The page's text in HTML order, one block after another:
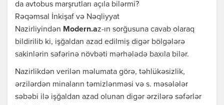
da avtobus marşrutları açıla bilərmi?
Rəqəmsal İnkişaf və Nəqliyyat
Nazirliyindən Modern.az-ın sorğusuna cavab olaraq
bildirilib ki, işğaldan azad edilmiş digər bölgələrə
sakinlərin səfərinə növbəti mərhələdə baxıla bilər.
Nazirlikdən verilən məlumata görə, təhlükəsizlik,
ərzilərdən minaların təmizlənməsi və s. məsələlər
səbəbi ilə işğaldan azad olunan digər ərzilərə səfərlər